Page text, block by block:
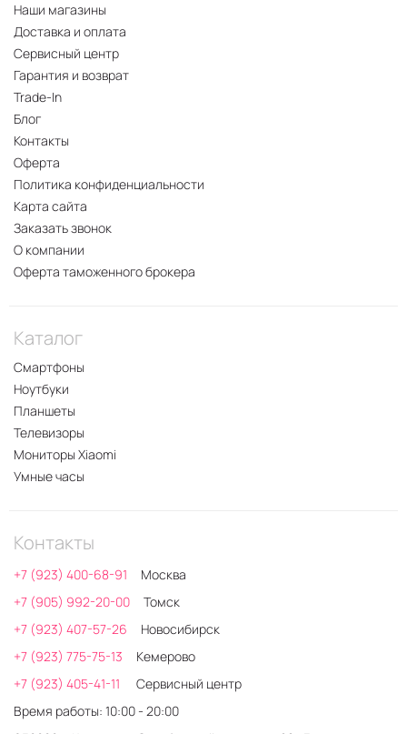
Наши магазины
Доставка и оплата
Сервисный центр
Гарантия и возврат
Trade-In
Блог
Контакты
Оферта
Политика конфиденциальности
Карта сайта
Заказать звонок
О компании
Оферта таможенного брокера
Каталог
Смартфоны
Ноутбуки
Планшеты
Телевизоры
Мониторы Xiaomi
Умные часы
Контакты
+7 (923) 400-68-91
Москва
+7 (905) 992-20-00
Томск
+7 (923) 407-57-26
Новосибирск
+7 (923) 775-75-13
Кемерово
+7 (923) 405-41-11
Сервисный центр
Время работы: 10:00 - 20:00